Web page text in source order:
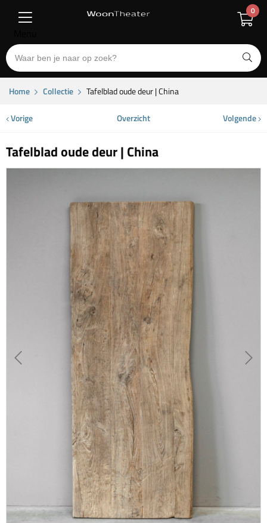
0
Home Collectie Tafelblad oude deur | China
Vorige Overzicht Volgende
Tafelblad oude deur | China